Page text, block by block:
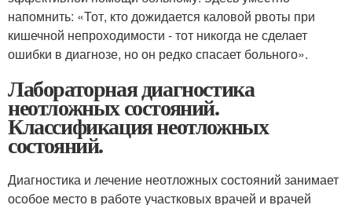
напомнить: «Тот, кто дожидается каловой рвоты при
кишечной непроходимости - тот никогда не сделает
ошибки в диагнозе, но он редко спасает больного».
Лабораторная диагностика
неотложных состояний.
Классификация неотложных
состояний.
Диагностика и лечение неотложных состояний занимает
особое место в работе участковых врачей и врачей